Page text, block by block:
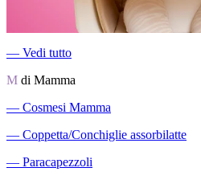
― Vedi tutto
M di Mamma
― Cosmesi Mamma
― Coppetta/Conchiglie assorbilatte
― Paracapezzoli